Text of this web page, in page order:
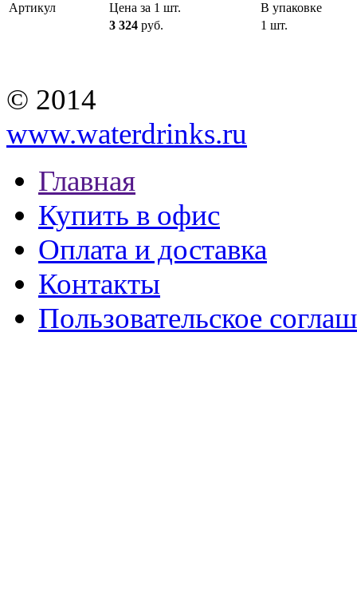
Артикул Цена за 1 шт.
В упаковке
3 324 руб. 1 шт.
© 2014
www.waterdrinks.ru
Главная
Купить в офис
Оплата и доставка
Контакты
Пользовательское